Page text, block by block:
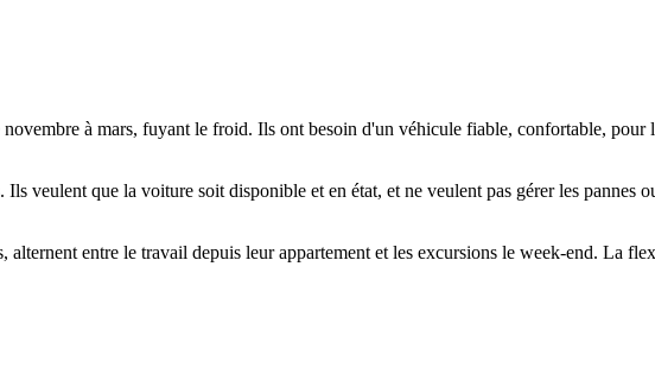
à mars, fuyant le froid. Ils ont besoin d'un véhicule fiable, confortable, pour
veulent que la voiture soit disponible et en état, et ne veulent pas gérer les pannes
alternent entre le travail depuis leur appartement et les excursions le week-end. La